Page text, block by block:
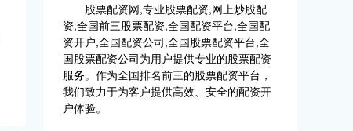
股票配资网,专业股票配资,网上炒股配
资,全国前三股票配资,全国配资平台,全国配
资开户,全国配资公司,全国股票配资平台,全
国股票配资公司为用户提供专业的股票配资
服务。作为全国排名前三的股票配资平台，
我们致力于为客户提供高效、安全的配资开
户体验。